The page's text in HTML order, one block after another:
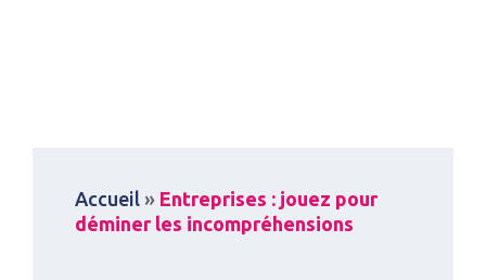
Accueil» Entreprises : jouez pour
déminer les incompréhensions